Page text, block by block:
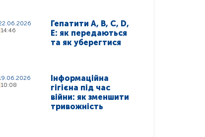
14:46
Гепатити A, B, C, D,
E: як передаються
та як уберегтися
10:08
Інформаційна
гігієна під час
війни: як зменшити
тривожність